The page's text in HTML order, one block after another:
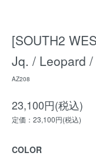
[SOUTH2
Jq. / Leopard
AZ208
23,100円(税込)
定価：23,100円(税込)
COLOR